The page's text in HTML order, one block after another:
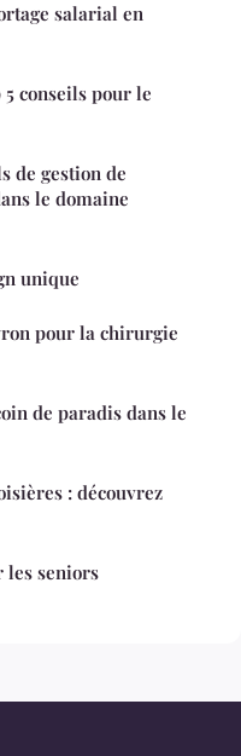
salarial en
conseils pour le
de gestion de
le domaine
unique
pour la chirurgie
de paradis dans le
: découvrez
les seniors